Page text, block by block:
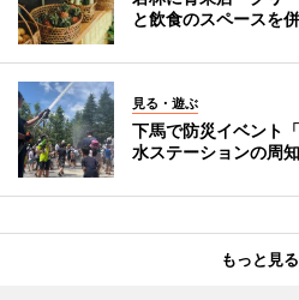
と飲食のスペースを
見る・遊ぶ
下馬で防災イベント
水ステーションの周
もっと見る